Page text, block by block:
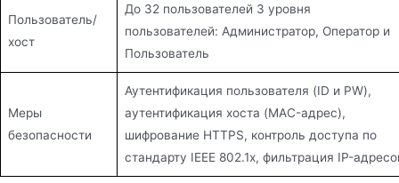
Пользователь/
хост
До 32 пользователей 3 уровня
пользователей: Администратор, Оператор и
Пользователь
Меры
безопасности
Аутентификация пользователя (ID и PW),
аутентификация хоста (MAC-адрес),
шифрование HTTPS, контроль доступа по
стандарту IEEE 802.1x, фильтрация IP-